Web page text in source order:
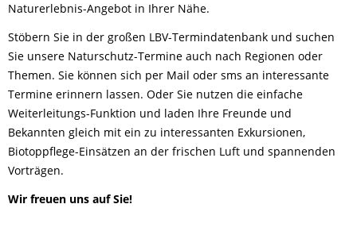
Naturerlebnis-Angebot in Ihrer Nähe.
Stöbern Sie in der großen LBV-Termindatenbank und suchen
Sie unsere Naturschutz-Termine auch nach Regionen oder
Themen. Sie können sich per Mail oder sms an interessante
Termine erinnern lassen. Oder Sie nutzen die einfache
Weiterleitungs-Funktion und laden Ihre Freunde und
Bekannten gleich mit ein zu interessanten Exkursionen,
Biotoppflege-Einsätzen an der frischen Luft und spannenden
Vorträgen.
Wir freuen uns auf Sie!